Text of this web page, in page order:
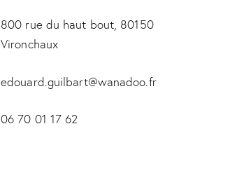
800 rue du haut bout, 80150
Vironchaux
edouard.guilbart@wanadoo.fr
06 70 01 17 62